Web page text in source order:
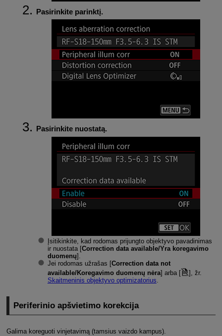
Pasirinkite parinktį.
Pasirinkite nuostatą.
Įsitikinkite, kad rodomas prijungto objektyvo pavadinimas
ir nuostata [Correction data available/Yra koregavimo
duomenų].
Jei rodomas užrašas [Correction data not
available/Koregavimo duomenų nėra] arba [
], žr.
Skaitmeninis objektyvo optimizatorius
Periferinio apšvietimo korekcija
Galima koreguoti vinjetavimą (tamsius vaizdo kampus).